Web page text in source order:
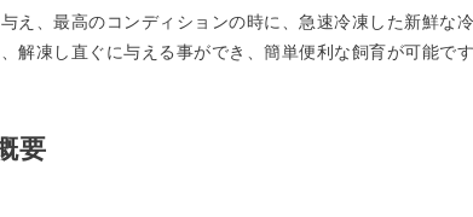
え、最高のコンディションの時に、急速冷凍した新鮮な
解凍し直ぐに与える事ができ、簡単便利な飼育が可能です
要